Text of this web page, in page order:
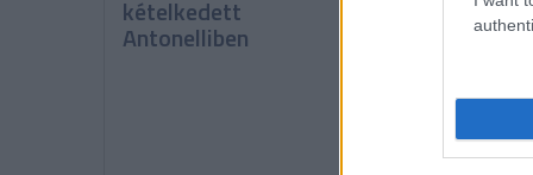
kételkedett
Antonelliben
látszanak a